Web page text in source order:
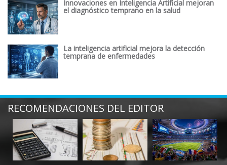
Innovaciones en Inteligencia Artificial mejoran
el diagnóstico temprano en la salud
La inteligencia artificial mejora la detección
temprana de enfermedades
RECOMENDACIONES DEL EDITOR